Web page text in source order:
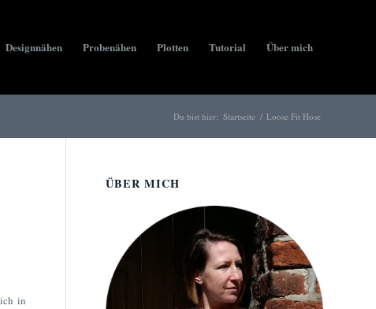
Designnähen Probenähen Plotten Tutorial Über mich
Du bist hier: Startseite / Loose Fit Hose
in
ÜBER MICH